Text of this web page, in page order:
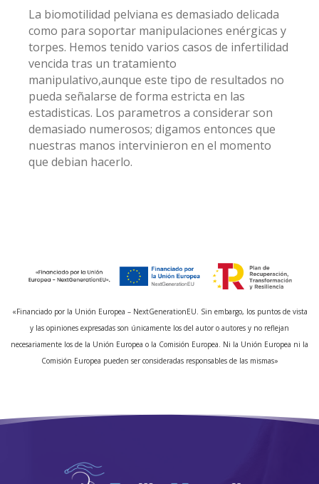
La biomotilidad pelviana es demasiado delicada
como para soportar manipulaciones enérgicas y
torpes. Hemos tenido varios casos de infertilidad
vencida tras un tratamiento
manipulativo,aunque este tipo de resultados no
pueda señalarse de forma estricta en las
estadisticas. Los parametros a considerar son
demasiado numerosos; digamos entonces que
nuestras manos intervinieron en el momento
que debian hacerlo.
«Financiado por la Unión Europea – NextGenerationEU. Sin embargo, los puntos de vista
y las opiniones expresadas son únicamente los del autor o autores y no reflejan
necesariamente los de la Unión Europea o la Comisión Europea. Ni la Unión Europea ni la
Comisión Europea pueden ser consideradas responsables de las mismas»